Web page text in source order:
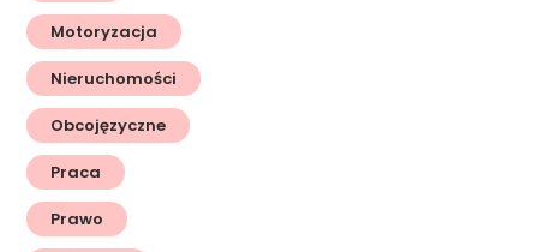
Motoryzacja
Nieruchomości
Obcojęzyczne
Praca
Prawo